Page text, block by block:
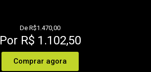
De R$1.470,00
Por R$ 1.102,50
Comprar agora